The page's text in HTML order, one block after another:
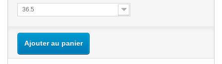
36.5
Ajouter au panier